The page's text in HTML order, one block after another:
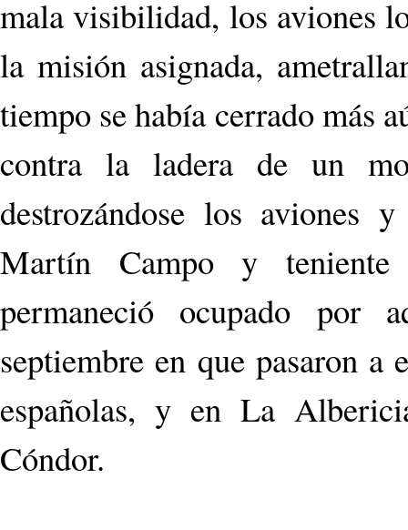
mala visibilidad, los aviones
la misión asignada,
tiempo se había cerrado más
contra la ladera de un
destrozándose los aviones
Martín Campo y
permaneció ocupado por
septiembre en que pasaron a
españolas, y en La
Cóndor.